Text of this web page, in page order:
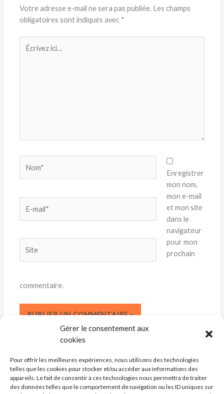
Gérer le consentement aux
cookies
Pour offrir les meilleures expériences, nous utilisons des technologies
telles que les cookies pour stocker et/ou accéder aux informations des
appareils. Le fait de consentir à ces technologies nous permettra de traiter
des données telles que le comportement de navigation ou les ID uniques sur
Votre adresse e-mail ne sera pas publiée. Les champs
obligatoires sont indiqués avec *
ici…
mail*
Enregistrer
mon nom,
mon e-mail
et mon site
dans le
navigateur
pour mon
prochain
commentaire.